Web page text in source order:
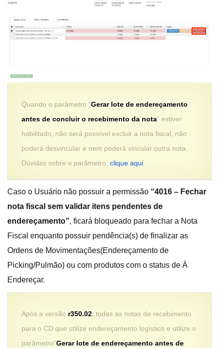
Quando o parâmetro “Gerar lote de endereçamento
antes de concluir o recebimento da nota” estiver
habilitado, não será possível excluir a nota fiscal, não
poderá desvincular e nem poderá vincular outra nota.
Dúvidas sobre o parâmetro, clique aqui.
Caso o Usuário não possuir a permissão “4016 – Fechar
nota fiscal sem validar itens pendentes de
endereçamento”, ficará bloqueado para fechar a Nota
Fiscal enquanto possuir pendência(s) de finalizar as
Ordens de Movimentações(Endereçamento de
Picking/Pulmão) ou com produtos com o status de À
Endereçar.
Após a versão r350.02, todas as notas de recebimento
para o CD que utilize endereçamento logístico e utilize o
parâmetro”Gerar lote de endereçamento antes de